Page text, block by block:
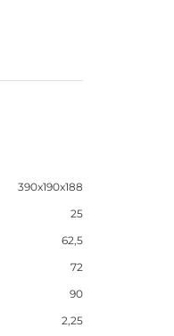
390x190x188
25
62,5
72
90
2,25